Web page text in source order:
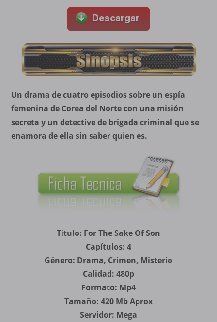
Un drama de cuatro episodios sobre un espía
femenina de Corea del Norte con una misión
secreta y un detective de brigada criminal que se
enamora de ella sin saber quien es.
Titulo: For The Sake Of Son
Capítulos: 4
Género: Drama, Crimen, Misterio
Calidad: 480p
Formato: Mp4
Tamaño: 420 Mb Aprox
Servidor: Mega